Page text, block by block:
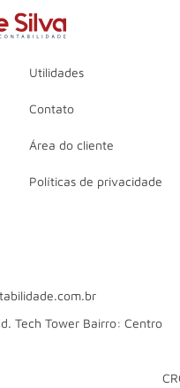
Utilidades
Contato
Área do cliente
Políticas de privacidade
Tech Tower Bairro: Centro